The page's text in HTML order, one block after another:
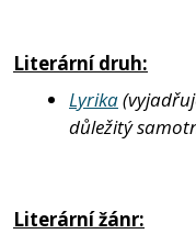
Literární druh:
Lyrika
důležitý
Literární žánr: